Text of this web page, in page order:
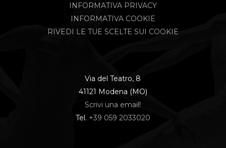
INFORMATIVA PRIVACY
INFORMATIVA COOKIE
RIVEDI LE TUE SCELTE SUI COOKIE
Via del Teatro, 8
41121 Modena (MO)
Scrivi una email!
Tel. +39 059 2033020